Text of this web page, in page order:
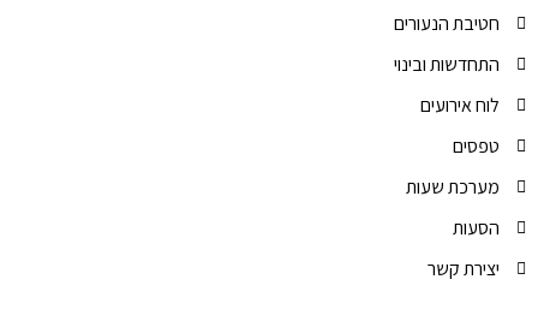
חטיבת הנעורים
התחדשות ובינוי
לוח אירועים
טפסים
מערכת שעות
הסעות
יצירת קשר